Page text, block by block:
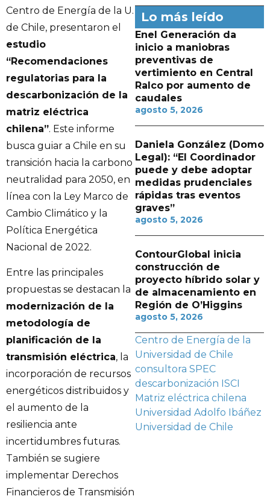
Centro de Energía de la U.
de Chile, presentaron el
estudio
“Recomendaciones
regulatorias para la
descarbonización de la
matriz eléctrica
chilena”. Este informe
busca guiar a Chile en su
transición hacia la carbono
neutralidad para 2050, en
línea con la Ley Marco de
Cambio Climático y la
Política Energética
Nacional de 2022.
Entre las principales
propuestas se destacan la
modernización de la
metodología de
planificación de la
transmisión eléctrica, la
incorporación de recursos
energéticos distribuidos y
el aumento de la
resiliencia ante
incertidumbres futuras.
También se sugiere
implementar Derechos
Financieros de Transmisión
Lo más leído
Enel Generación da
inicio a maniobras
preventivas de
vertimiento en Central
Ralco por aumento de
caudales
agosto 5, 2026
Daniela González (Domo
Legal): “El Coordinador
puede y debe adoptar
medidas prudenciales
rápidas tras eventos
graves”
agosto 5, 2026
ContourGlobal inicia
construcción de
proyecto híbrido solar y
de almacenamiento en
Región de O’Higgins
agosto 5, 2026
Centro de Energía de la
Universidad de Chile
consultora SPEC
descarbonización ISCI
Matriz eléctrica chilena
Universidad Adolfo Ibáñez
Universidad de Chile